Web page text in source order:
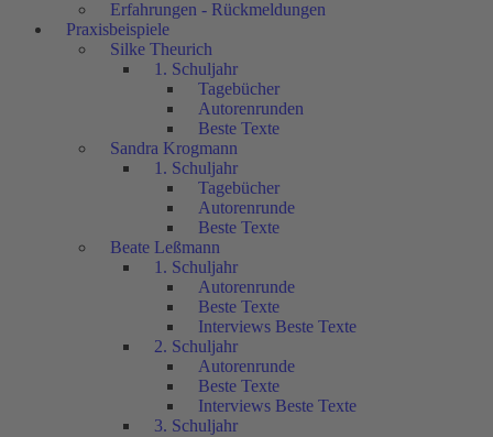
Erfahrungen - Rückmeldungen
Praxisbeispiele
Silke Theurich
1. Schuljahr
Tagebücher
Autorenrunden
Beste Texte
Sandra Krogmann
1. Schuljahr
Tagebücher
Autorenrunde
Beste Texte
Beate Leßmann
1. Schuljahr
Autorenrunde
Beste Texte
Interviews Beste Texte
2. Schuljahr
Autorenrunde
Beste Texte
Interviews Beste Texte
3. Schuljahr